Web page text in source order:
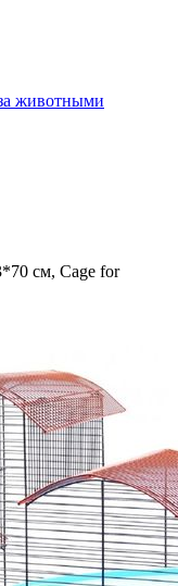
животными
см, Cage for